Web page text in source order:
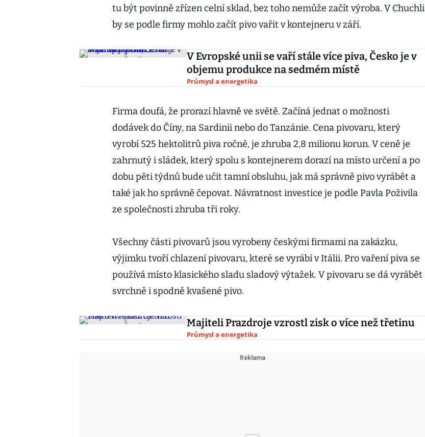
tu být povinně zřízen celní sklad, bez toho nemůže začít výroba. V Chuchli
by se podle firmy mohlo začít pivo vařit v kontejneru v září.
V Evropské unii se vaří stále více piva, Česko je v
objemu produkce na sedmém místě
Průmysl a energetika
Firma doufá, že prorazí hlavně ve světě. Začíná jednat o možnosti
dodávek do Číny, na Sardinii nebo do Tanzánie. Cena pivovaru, který
vyrobí 525 hektolitrů piva ročně, je zhruba 2,8 milionu korun. V ceně je
zahrnutý i sládek, který spolu s kontejnerem dorazí na místo určení a po
dobu pěti týdnů bude učit tamní obsluhu, jak má správně pivo vyrábět a
také jak ho správně čepovat. Návratnost investice je podle Pavla Poživila
ze společnosti zhruba tři roky.
Všechny části pivovarů jsou vyrobeny českými firmami na zakázku,
výjimku tvoří chlazení pivovaru, které se vyrábí v Itálii. Pro vaření piva se
používá místo klasického sladu sladový výtažek. V pivovaru se dá vyrábět
svrchně i spodně kvašené pivo.
Majiteli Prazdroje vzrostl zisk o více než třetinu
Průmysl a energetika